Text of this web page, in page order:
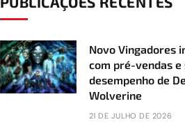
Novo Vingadores
com pré-vendas e
desempenho de
Wolverine
21 DE JULHO DE 2026